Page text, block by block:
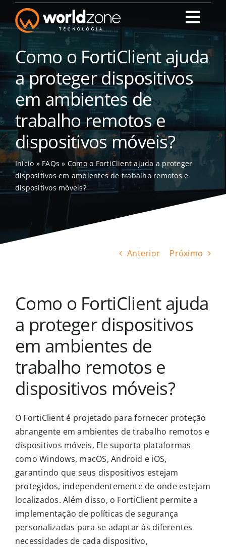
para
o
World Zone
Quem Somos
Nossos Serviços
Portal do Cliente
Blog
Como o FortiClient ajuda
a proteger dispositivos
em ambientes de
trabalho remotos e
dispositivos móveis?
Início » FAQs » Como o FortiClient ajuda a proteger
dispositivos em ambientes de trabalho remotos e
dispositivos móveis?
Anterior Próximo
Como o FortiClient ajuda
a proteger dispositivos
em ambientes de
trabalho remotos e
dispositivos móveis?
O FortiClient é projetado para fornecer proteção
abrangente em ambientes de trabalho remotos e
dispositivos móveis. Ele suporta plataformas
como Windows, macOS, Android e iOS,
garantindo que seus dispositivos estejam
protegidos, independentemente de onde estejam
localizados. Além disso, o FortiClient permite a
implementação de políticas de segurança
personalizadas para se adaptar às diferentes
necessidades de cada dispositivo,